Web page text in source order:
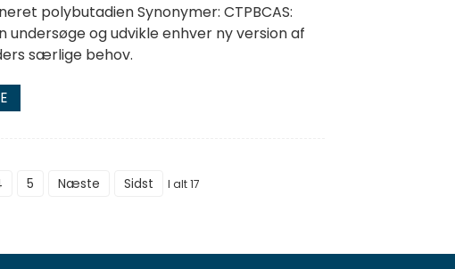
polybutadien Synonymer: CTPBCAS:
og udvikle enhver ny version af
særlige behov.
5 Næste Sidst I alt 17